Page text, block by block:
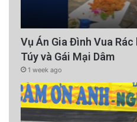
Vụ Án Gia Đình Vua
Túy và Gái Mại Dâm
1 week ago